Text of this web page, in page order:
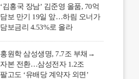
‘김홍국 장남’ 김준영 올품, 70억
담보 만기 19일 앞…하림 오너가
담보금리 4.53%로 올라
홍원학 삼성생명, 7.7조 부채→
자본 전환…삼성전자 1.2조
팔고도 ‘유배당 계약자 외면’